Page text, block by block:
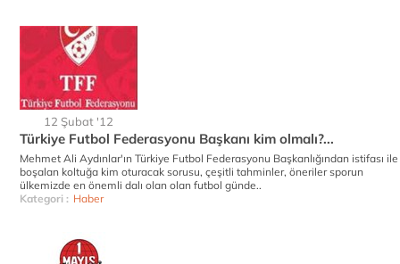
12 Şubat '12
Türkiye Futbol Federasyonu Başkanı kim olmalı?...
Mehmet Ali Aydınlar'ın Türkiye Futbol Federasyonu Başkanlığından istifası ile
boşalan koltuğa kim oturacak sorusu, çeşitli tahminler, öneriler sporun
ülkemizde en önemli dalı olan olan futbol günde..
Kategori : Haber